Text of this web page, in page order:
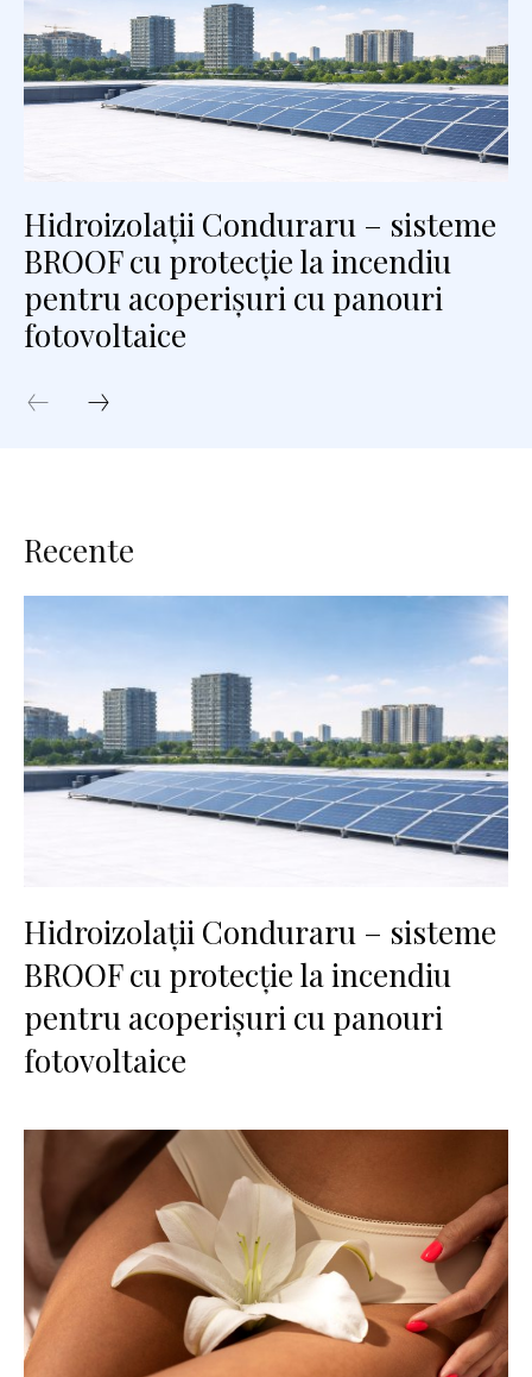
Hidroizolații Conduraru – sisteme
BROOF cu protecție la incendiu
pentru acoperișuri cu panouri
fotovoltaice
Recente
Hidroizolații Conduraru – sisteme
BROOF cu protecție la incendiu
pentru acoperișuri cu panouri
fotovoltaice